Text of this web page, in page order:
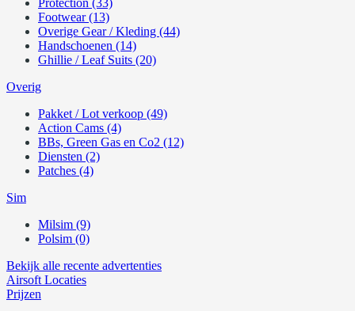
Protection (33)
Footwear (13)
Overige Gear / Kleding (44)
Handschoenen (14)
Ghillie / Leaf Suits (20)
Overig
Pakket / Lot verkoop (49)
Action Cams (4)
BBs, Green Gas en Co2 (12)
Diensten (2)
Patches (4)
Sim
Milsim (9)
Polsim (0)
Bekijk alle recente advertenties
Airsoft Locaties
Prijzen